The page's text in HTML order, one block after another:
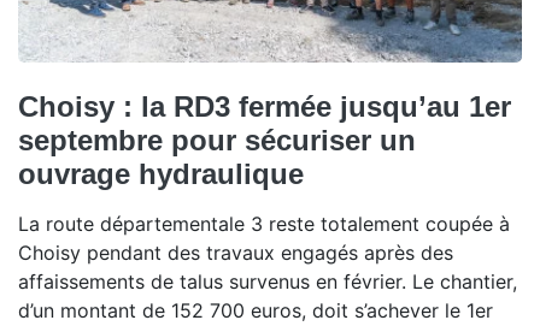
Choisy : la RD3 fermée jusqu’au 1er
septembre pour sécuriser un
ouvrage hydraulique
La route départementale 3 reste totalement coupée à
Choisy pendant des travaux engagés après des
affaissements de talus survenus en février. Le chantier,
d’un montant de 152 700 euros, doit s’achever le 1er